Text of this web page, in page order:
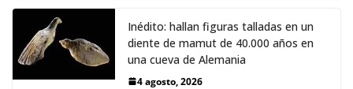
Inédito: hallan figuras talladas en un
diente de mamut de 40.000 años en
una cueva de Alemania
4 agosto, 2026